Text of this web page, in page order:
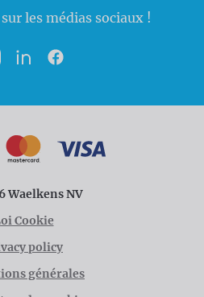
les médias sociaux !
LinkedInFacebook
Waelkens NV
Cookie
policy
générales
MasterCard
VISA